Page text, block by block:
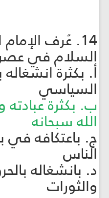
14. عُرف
السلام في
أ. بكثرة
السياسي
ب. بكثرة
الله سبحانه
ج. باعتكافه في
الناس
د. بانشغاله
والثورات